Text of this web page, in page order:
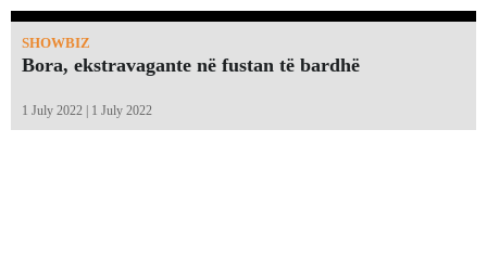
SHOWBIZ
Bora, ekstravagante në fustan të bardhë
1 July 2022 | 1 July 2022